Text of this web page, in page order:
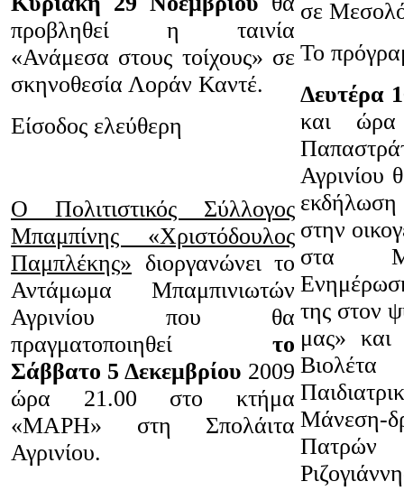
προβληθεί η ταινία
«Ανάμεσα στους τοίχους» σε
σκηνοθεσία Λοράν Καντέ.
Είσοδος ελεύθερη
Ο Πολιτιστικός Σύλλογος
Μπαμπίνης «Χριστόδουλος
Παμπλέκης» διοργανώνει το
Αντάμωμα Μπαμπινιωτών
Αγρινίου που θα
πραγματοποιηθεί το
Σάββατο 5 Δεκεμβρίου 2009
ώρα 21.00 στο κτήμα
«ΜΑΡΗ» στη Σπολάιτα
Αγρινίου.
σε
Το
Δευτέρα
και
Αγρινίου
στην
στα
της στον
μας» και
Βιολέτα
Μάνεση-